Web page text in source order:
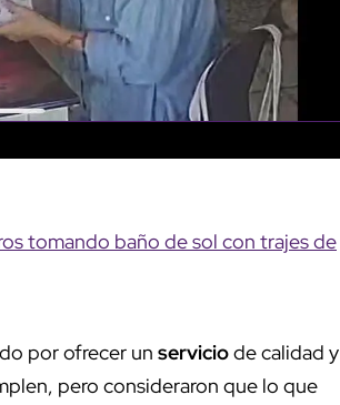
tomando baño de sol con trajes de
por ofrecer un serviciode calidad y
pero consideraron que lo que